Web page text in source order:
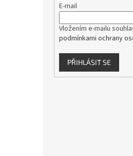
E-mail
Vložením e-mailu
podmínkami ochrany
PŘIHLÁSIT SE